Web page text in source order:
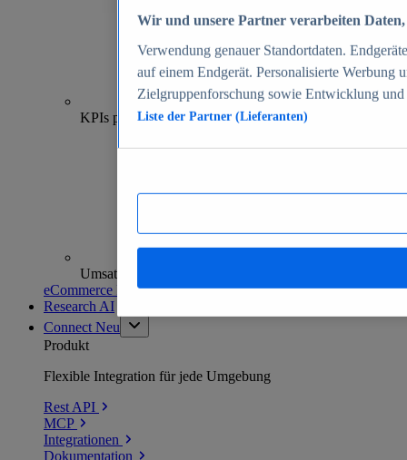
70+
KPIs pro Shop
Umsatzanalysen und -prognosen
eCommerce Insights entdecken
Research AI
Connect Neu
Produkt
Flexible Integration für jede Umgebung
Rest API
MCP
Integrationen
Dokumentation
Wir und unsere Partner verarbeiten
Verwendung genauer Standortdaten.
auf einem Endgerät. Personalisierte Werbung
Zielgruppenforschung sowie Entwicklung
Liste der Partner (Lieferanten)